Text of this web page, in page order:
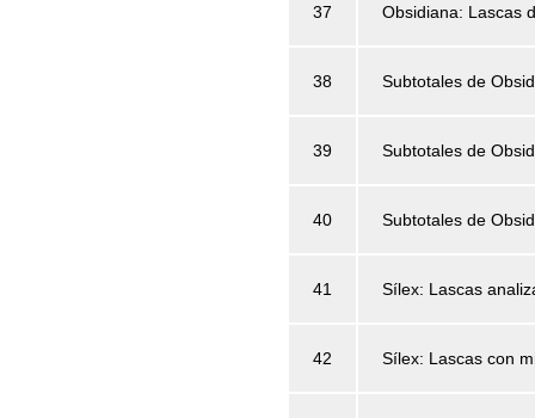
37 Obsidiana: Lascas
38 Subtotales de
39 Subtotales de
40 Subtotales de
41 Sílex: Lascas
42 Sílex: Lascas con